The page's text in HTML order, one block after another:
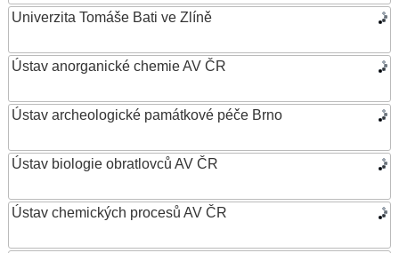
Univerzita Tomáše Bati ve Zlíně
Ústav anorganické chemie AV ČR
Ústav archeologické památkové péče Brno
Ústav biologie obratlovců AV ČR
Ústav chemických procesů AV ČR